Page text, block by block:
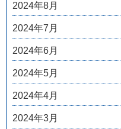
2024年8月
2024年7月
2024年6月
2024年5月
2024年4月
2024年3月